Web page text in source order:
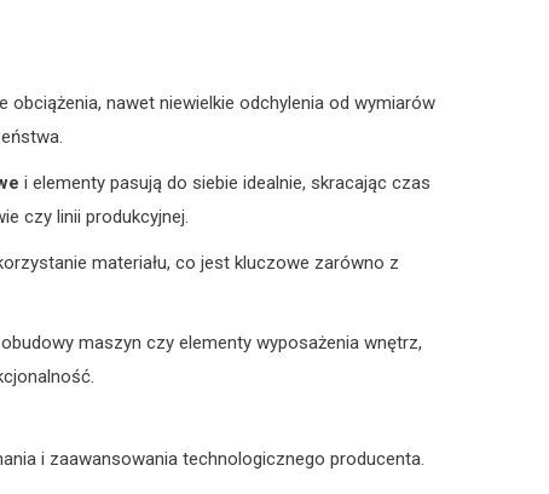
nawet niewielkie odchylenia od wymiarów
i elementy pasują do siebie idealnie, skracając czas
czy linii produkcyjnej.
materiału, co jest kluczowe zarówno z
maszyn czy elementy wyposażenia wnętrz,
i zaawansowania technologicznego producenta.